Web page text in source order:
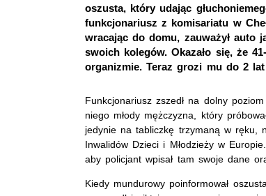
oszusta, który udając
funkcjonariusz z komisariatu w
wracając do domu, zauważył auto
swoich kolegów. Okazało się, że
organizmie. Teraz grozi mu do 2
Funkcjonariusz zszedł na dolny
niego młody mężczyzna, który
jedynie na tabliczkę trzymaną w ręku,
Inwalidów Dzieci i Młodzieży w
aby policjant wpisał tam swoje dane
Kiedy mundurowy poinformował